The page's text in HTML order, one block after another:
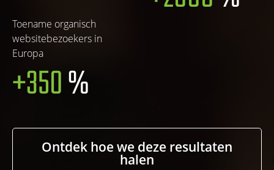
Toename organisch
websitebezoekers in
Europa
+350%
Ontdek hoe we deze resultaten
halen